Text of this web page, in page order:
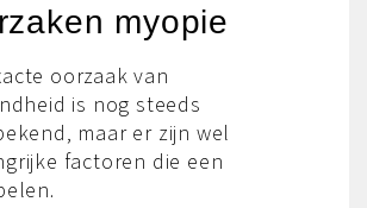
myopie
oorzaak van
is nog steeds
maar er zijn wel
factoren die een